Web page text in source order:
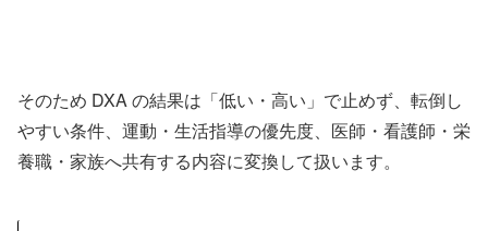
そのため DXA の結果は「低い・高い」で止めず、転倒し
やすい条件、運動・生活指導の優先度、医師・看護師・栄
養職・家族へ共有する内容に変換して扱います。